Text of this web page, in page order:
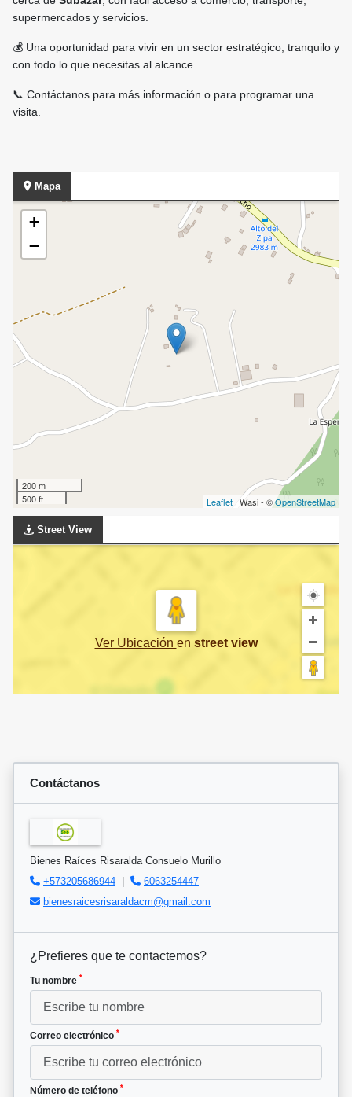
supermercados y servicios.
💰 Una oportunidad para vivir en un sector estratégico, tranquilo y
con todo lo que necesitas al alcance.
📞 Contáctanos para más información o para programar una
visita.
Mapa
+
−
200 m
500 ft
Leaflet | Wasi - ©OpenStreetMap
Street View
Ver Ubicación en street view
Contáctanos
Bienes Raíces Risaralda Consuelo Murillo
+573205686944 |
6063254447
bienesraicesrisaraldacm@gmail.com
¿Prefieres que te contactemos?
Tu nombre *
Correo electrónico *
Número de teléfono *